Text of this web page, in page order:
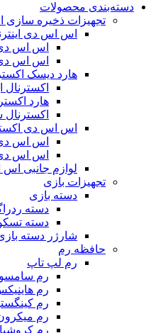
دسته‌بندی محصولات
تجهیزات ذخیره سازی
اس اس دی
اس اس
اس اس
هارد دیسک
اکسترنال
هارد
اکسترنال
اس اس دی
اس اس
اس اس
لوازم جانبی
تجهیزات بازی
دسته بازی
دسته
دسته
شارژر دسته
حافظه رم
رم لپ تاپ
رم
رم
رم
رم
رم